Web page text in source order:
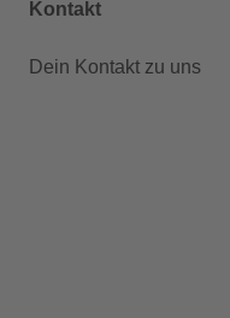
Kontakt
Dein Kontakt zu uns